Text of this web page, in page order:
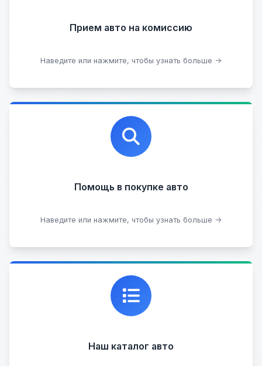
Прием авто на комиссию
Наведите или нажмите, чтобы узнать больше →
Прием битых авто
Оставить на комиссии
Помощь в покупке авто
Наведите или нажмите, чтобы узнать больше →
Профессиональная помощь в выборе автомобиля
на любых торговых площадках с проверкой
юридической чистоты.
Подобрать авто
Наш каталог авто
Каталог проверенных автомобилей в отличном
состоянии, где вы можете найти подробную
информацию о каждом авто.